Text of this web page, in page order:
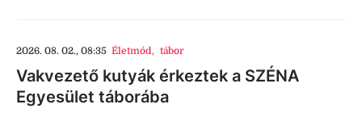
2026. 08. 02., 08:35 Életmód, tábor
Vakvezető kutyák érkeztek a SZÉNA
Egyesület táborába